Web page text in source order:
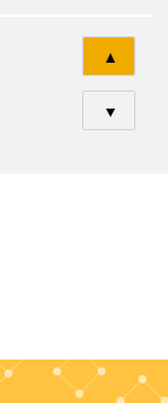
▲
▼